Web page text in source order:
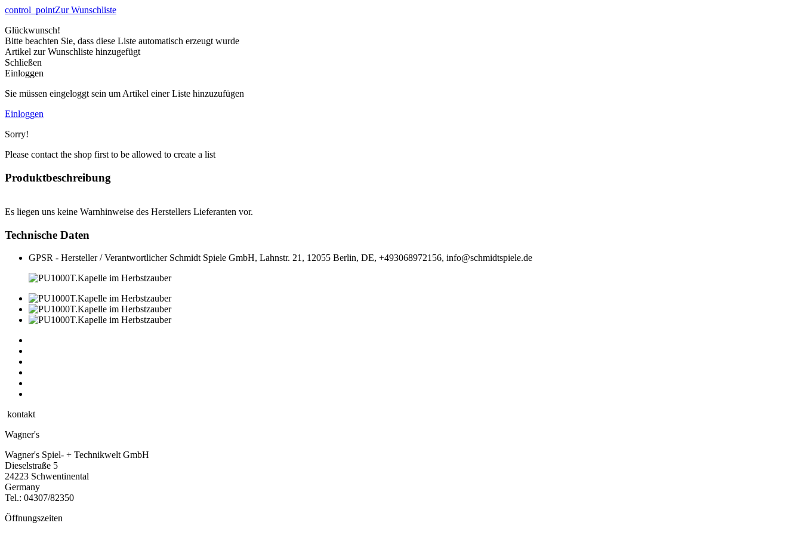
control_pointZur Wunschliste
Glückwunsch!
Bitte beachten Sie, dass diese Liste automatisch erzeugt wurde
Artikel zur Wunschliste hinzugefügt
Schließen
Einloggen
Sie müssen eingeloggt sein um Artikel einer Liste hinzuzufügen
Einloggen
Sorry!
Please contact the shop first to be allowed to create a list
Produktbeschreibung
Es liegen uns keine Warnhinweise des Herstellers Lieferanten vor.
Technische Daten
GPSR - Hersteller / Verantwortlicher Schmidt Spiele GmbH, Lahnstr. 21, 12055 Berlin, DE, +493068972156, info@schmidtspiele.de
kontakt
Wagner's
Wagner's Spiel- + Technikwelt GmbH
Dieselstraße 5
24223 Schwentinental
Germany
Tel.: 04307/82350
Öffnungszeiten